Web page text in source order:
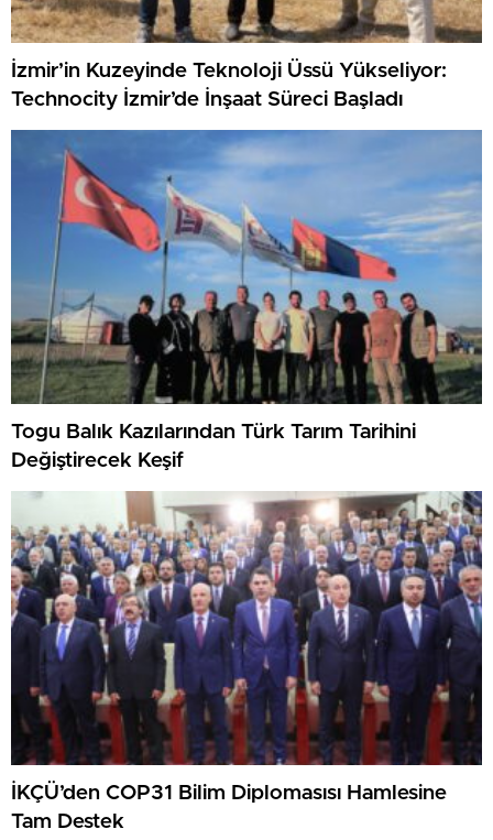
İzmir’in Kuzeyinde Teknoloji Üssü Yükseliyor:
Technocity İzmir’de İnşaat Süreci Başladı
Togu Balık Kazılarından Türk Tarım Tarihini
Değiştirecek Keşif
İKÇÜ’den COP31 Bilim Diplomasısı Hamlesine
Tam Destek